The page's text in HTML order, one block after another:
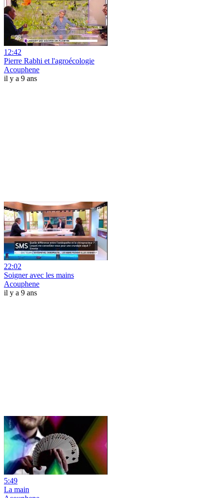
12:42
Pierre Rabhi et l'agroécologie
Acouphene
il y a 9 ans
22:02
Soigner avec les mains
Acouphene
il y a 9 ans
5:49
La main